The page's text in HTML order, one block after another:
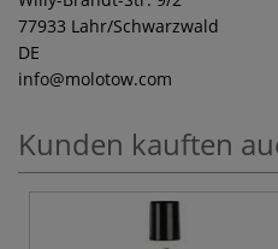
77933 Lahr/Schwarzwald
DE
info@molotow.com
Kunden kauften